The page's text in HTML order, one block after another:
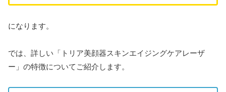
になります。
では、詳しい「トリア美顔器スキンエイジングケアレーザ
ー」の特徴についてご紹介します。